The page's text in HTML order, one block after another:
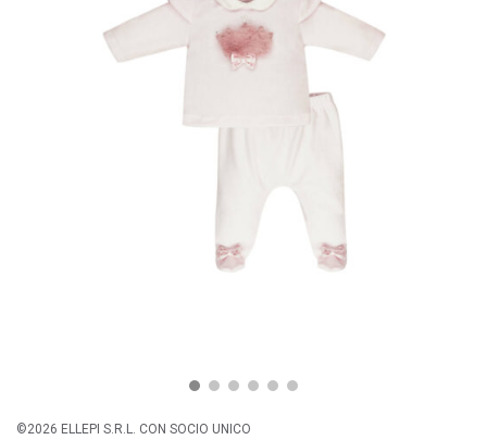
©2026 ELLEPI S.R.L. CON SOCIO UNICO